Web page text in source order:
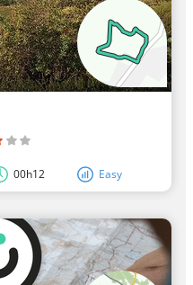
00h12 Easy